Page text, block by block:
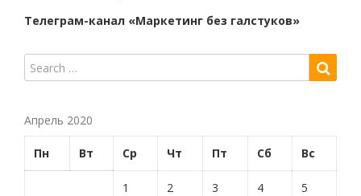
Телеграм-канал «Маркетинг без галстуков»
Апрель 2020
Пн Вт Ср Чт Пт Сб Вс
1 2 3 4 5